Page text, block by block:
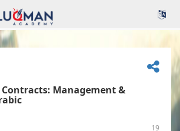
Management &
19